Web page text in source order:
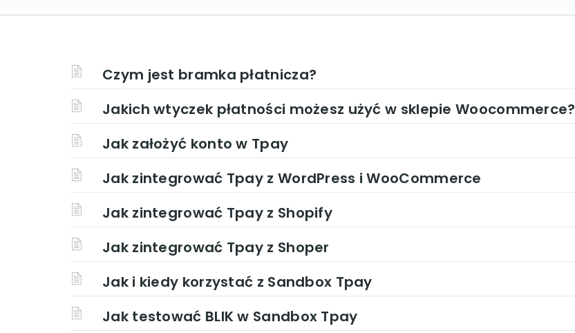
Czym jest bramka płatnicza?
Jakich wtyczek płatności możesz użyć w sklepie Woocommerce?
Jak założyć konto w Tpay
Jak zintegrować Tpay z WordPress i WooCommerce
Jak zintegrować Tpay z Shopify
Jak zintegrować Tpay z Shoper
Jak i kiedy korzystać z Sandbox Tpay
Jak testować BLIK w Sandbox Tpay